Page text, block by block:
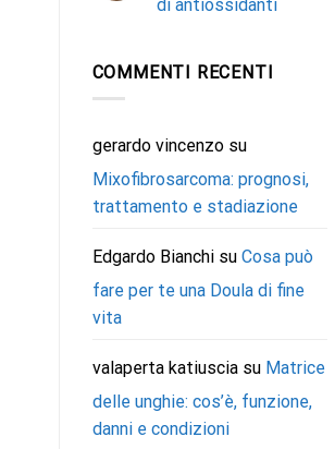
di antiossidanti
COMMENTI RECENTI
gerardo vincenzosu
Mixofibrosarcoma: prognosi,
trattamento e stadiazione
Edgardo Bianchisu Cosa può
fare per te una Doula di fine
vita
valaperta katiusciasu Matrice
delle unghie: cos’è, funzione,
danni e condizioni